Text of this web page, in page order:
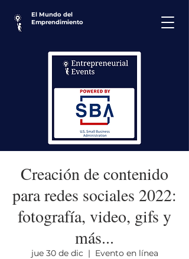
El Mundo del
Emprendimiento
Creación de contenido
para redes sociales 2022:
fotografía, video, gifs y
más...
jue 30 de dic
  |
Evento en línea